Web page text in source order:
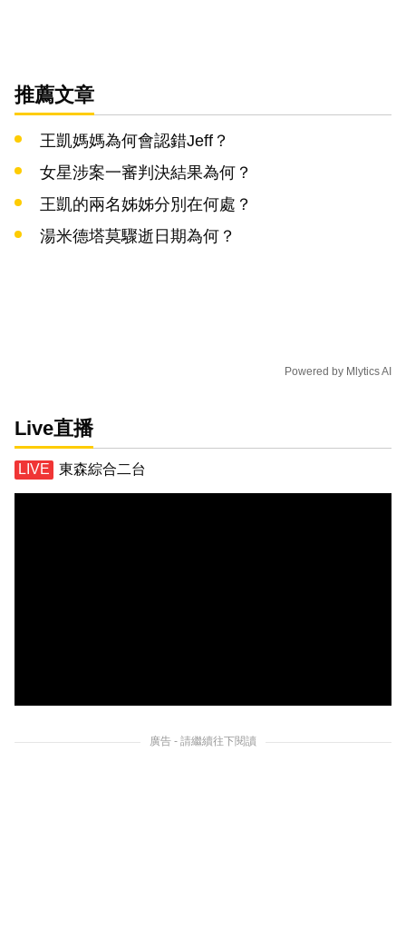
推薦文章
王凱媽媽為何會認錯Jeff？
女星涉案一審判決結果為何？
王凱的兩名姊姊分別在何處？
湯米德塔莫驟逝日期為何？
Powered by Mlytics AI
Live直播
東森綜合二台
廣告 - 請繼續往下閱讀